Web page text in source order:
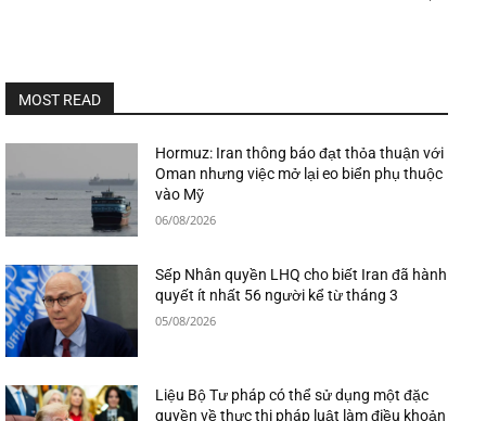
MOST READ
Hormuz: Iran thông báo đạt thỏa thuận với
Oman nhưng việc mở lại eo biển phụ thuộc
vào Mỹ
06/08/2026
Sếp Nhân quyền LHQ cho biết Iran đã hành
quyết ít nhất 56 người kể từ tháng 3
05/08/2026
Liệu Bộ Tư pháp có thể sử dụng một đặc
quyền về thực thi pháp luật làm điều khoản